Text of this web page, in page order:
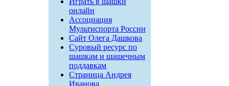
онлайн
Ассоциация
Мультиспорта России
Сайт Олега Дашкова
Суровый ресурс по
шашкам и шашечным
поддавкам
Страница Андрея
Иванова